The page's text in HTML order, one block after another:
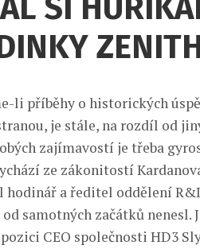
SI
li příběhy o historických
je stále, na rozdíl od
zajímavostí je třeba
ze zákonitostí
hodinář a ředitel oddělení
samotných začátků nenesl.
CEO společnosti HD3